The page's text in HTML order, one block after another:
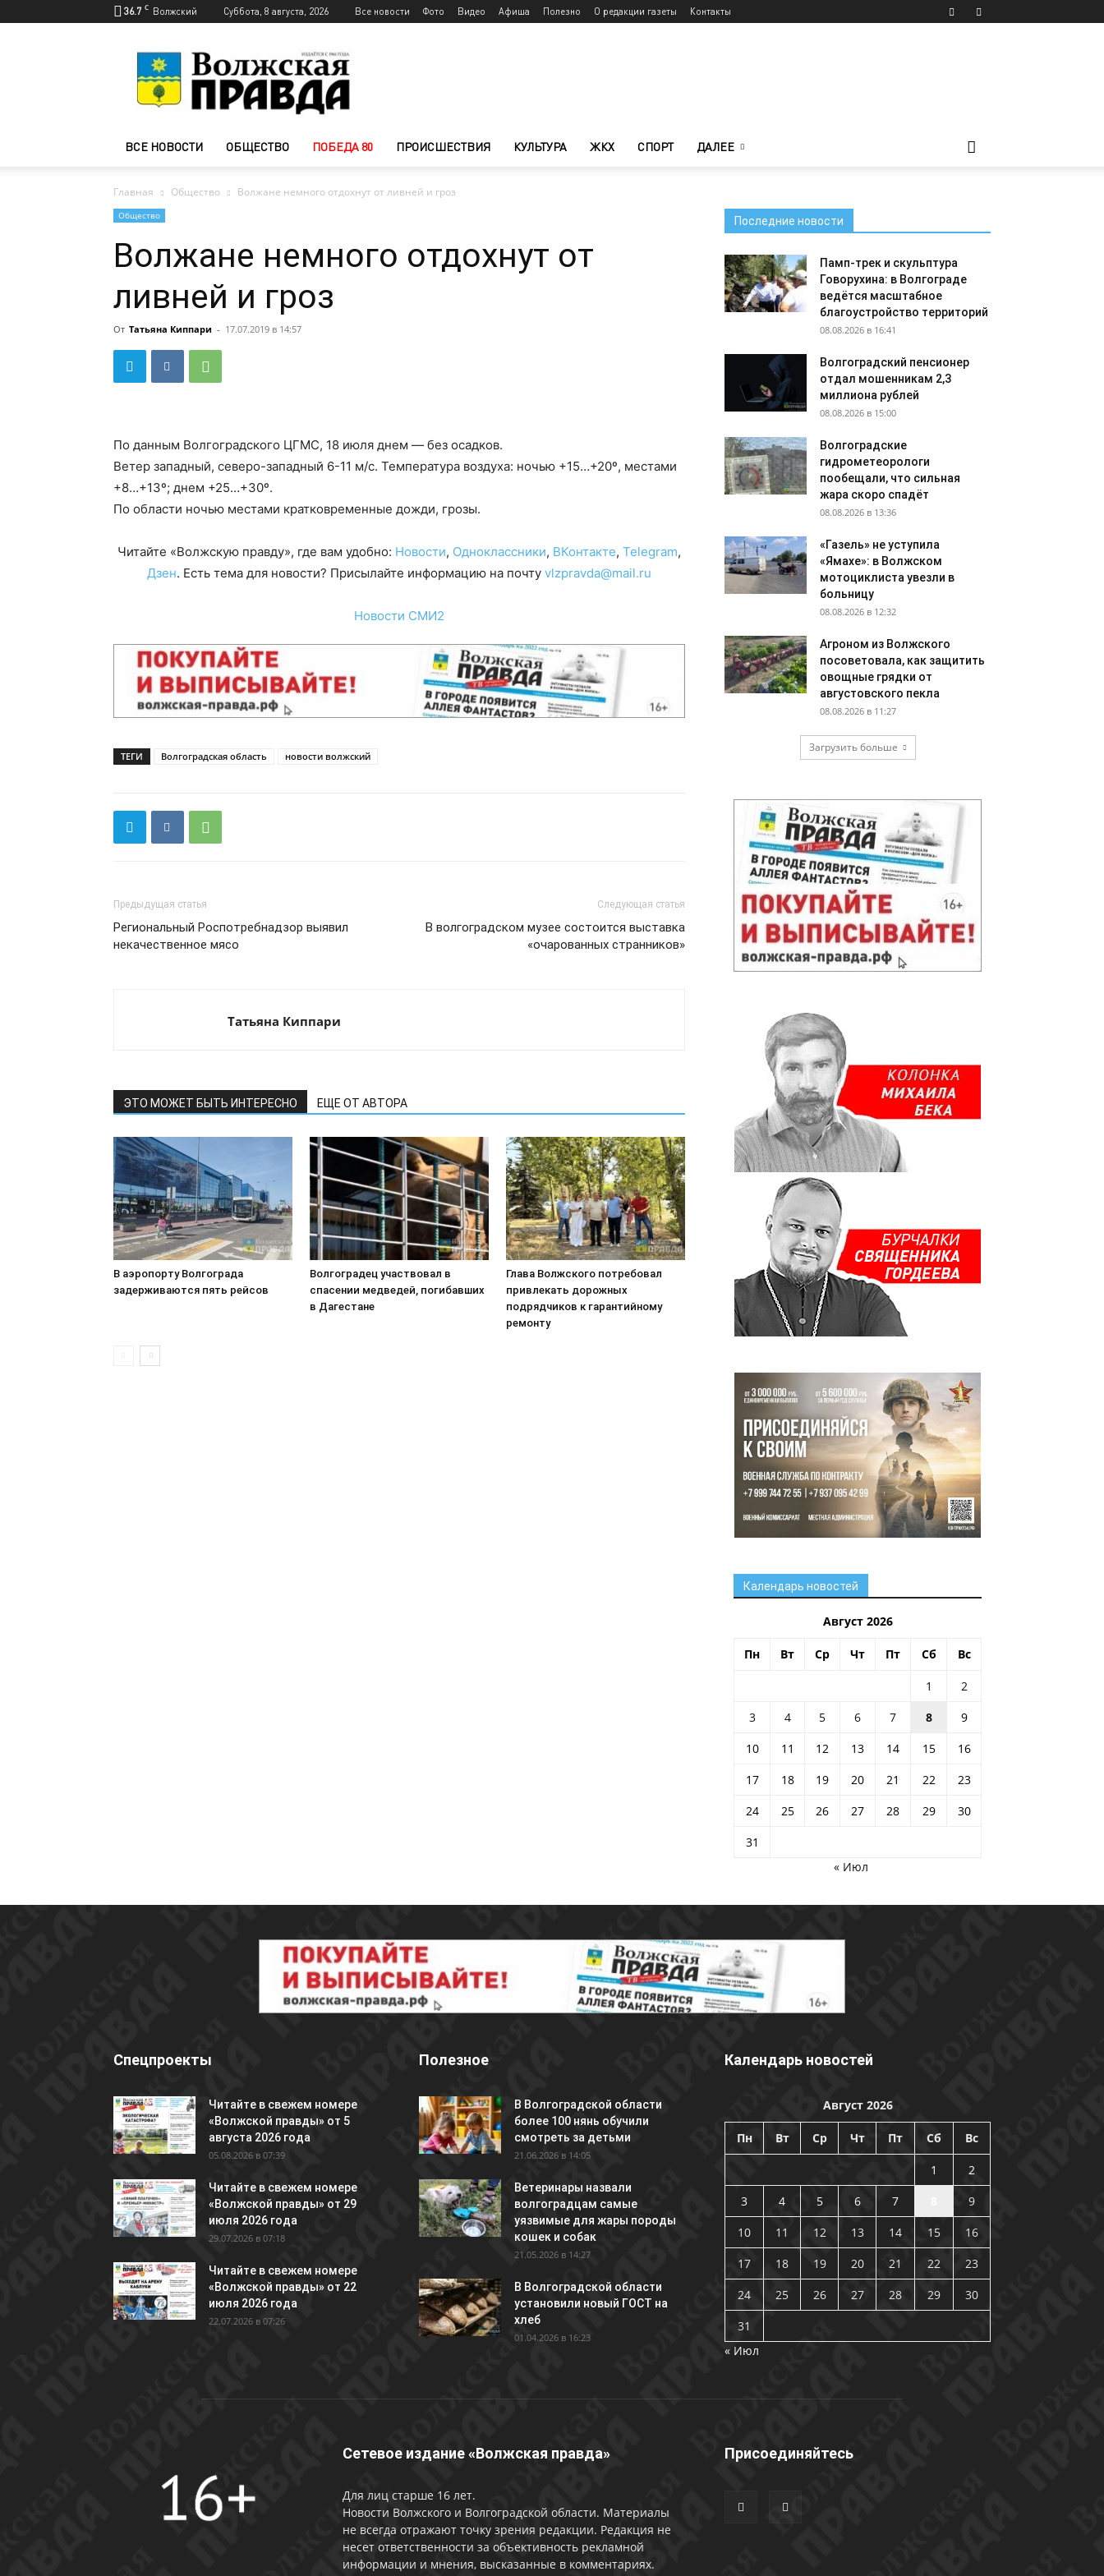
36.7 C Волжский Суббота, 8 августа, 2026 Все новости Фото Видео Афиша Полезно О редакции газеты Контакты
Волжского
—
Волжская
ВСЕ НОВОСТИ ОБЩЕСТВО ПОБЕДА 80 ПРОИСШЕСТВИЯ КУЛЬТУРА ЖКХ СПОРТ ДАЛЕЕ
Главная Общество Волжане немного отдохнут от ливней и гроз
Общество
Волжане немного отдохнут от
ливней и гроз
От Татьяна Киппари - 17.07.2019 в 14:57
По данным Волгоградского ЦГМС, 18 июля днем — без осадков.
Ветер западный, северо-западный 6-11 м/с. Температура воздуха: ночью +15…+20º, местами
+8…+13º; днем +25…+30º.
По области ночью местами кратковременные дожди, грозы.
Читайте «Волжскую правду», где вам удобно: Новости, Одноклассники, ВКонтакте, Telegram,
Дзен. Есть тема для новости? Присылайте информацию на почту vlzpravda@mail.ru
Новости СМИ2
ТЕГИ Волгоградская область новости волжский
Предыдущая статья
Региональный Роспотребнадзор выявил
некачественное мясо
Следующая статья
В волгоградском музее состоится выставка
«очарованных странников»
Татьяна Киппари
ЭТО МОЖЕТ БЫТЬ ИНТЕРЕСНО ЕЩЕ ОТ АВТОРА
В аэропорту Волгограда
задерживаются пять рейсов
Волгоградец участвовал в
спасении медведей, погибавших
в Дагестане
Глава Волжского потребовал
привлекать дорожных
подрядчиков к гарантийному
ремонту
Последние новости
Памп-трек и скульптура
Говорухина: в Волгограде
ведётся масштабное
благоустройство территорий
08.08.2026 в 16:41
Волгоградский пенсионер
отдал мошенникам 2,3
миллиона рублей
08.08.2026 в 15:00
Волгоградские
гидрометеорологи
пообещали, что сильная
жара скоро спадёт
08.08.2026 в 13:36
«Газель» не уступила
«Ямахе»: в Волжском
мотоциклиста увезли в
больницу
08.08.2026 в 12:32
Агроном из Волжского
посоветовала, как защитить
овощные грядки от
августовского пекла
08.08.2026 в 11:27
Загрузить больше
Календарь новостей
Август 2026
Пн Вт Ср Чт Пт Сб Вс
1
2
3
4 5 6 7 8
9
10
11 12 13 14 15
16
17
18 19 20 21 22
23
24
25 26 27 28 29
30
31
« Июл
Спецпроекты
Читайте в свежем номере
«Волжской правды» от 5
августа 2026 года
05.08.2026 в 07:39
Читайте в свежем номере
«Волжской правды» от 29
июля 2026 года
29.07.2026 в 07:18
Читайте в свежем номере
«Волжской правды» от 22
июля 2026 года
22.07.2026 в 07:26
Полезное
В Волгоградской области
более 100 нянь обучили
смотреть за детьми
21.06.2026 в 14:05
Ветеринары назвали
волгоградцам самые
уязвимые для жары породы
кошек и собак
21.05.2026 в 14:27
В Волгоградской области
установили новый ГОСТ на
хлеб
01.04.2026 в 16:23
Календарь новостей
Август 2026
Пн Вт Ср Чт Пт Сб Вс
1
2
3
4 5 6 7
9
10
11 12 13 14 15
16
17
18 19 20 21 22
23
24
25 26 27 28 29
30
31
« Июл
Сетевое издание «Волжская правда»
Для лиц старше 16 лет.
Новости Волжского и Волгоградской области. Материалы
не всегда отражают точку зрения редакции. Редакция не
несет ответственности за объективность рекламной
информации и мнения, высказанные в комментариях.
Присоединяйтесь